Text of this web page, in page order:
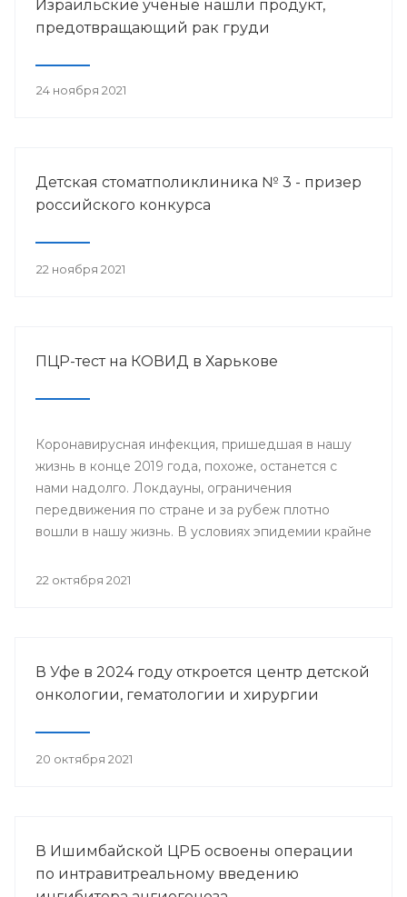
Израильские ученые нашли продукт,
предотвращающий рак груди
24 ноября 2021
Детская стоматполиклиника № 3 - призер
российского конкурса
22 ноября 2021
ПЦР-тест на КОВИД в Харькове
Коронавирусная инфекция, пришедшая в нашу
жизнь в конце 2019 года, похоже, останется с
нами надолго. Локдауны, ограничения
передвижения по стране и за рубеж плотно
вошли в нашу жизнь. В условиях эпидемии крайне
коронавирусной инфекцией, ведь даже при
22 октября 2021
В Уфе в 2024 году откроется центр детской
онкологии, гематологии и хирургии
20 октября 2021
В Ишимбайской ЦРБ освоены операции
по интравитреальному введению